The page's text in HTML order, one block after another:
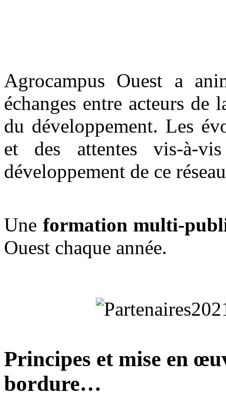
Agrocampus Ouest a
échanges entre acteurs de
du développement. Les
et des attentes vis-à-
développement de ce
Une formation multi-
Ouest chaque année.
Principes et mise en
bordure…